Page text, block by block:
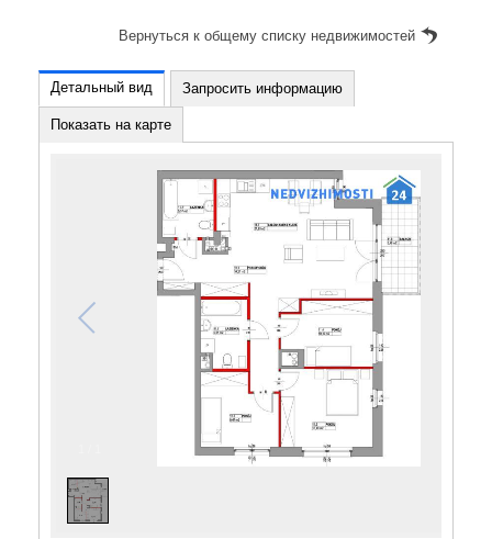
Вернуться к общему списку недвижимостей
Детальный вид Запросить информацию
Показать на карте